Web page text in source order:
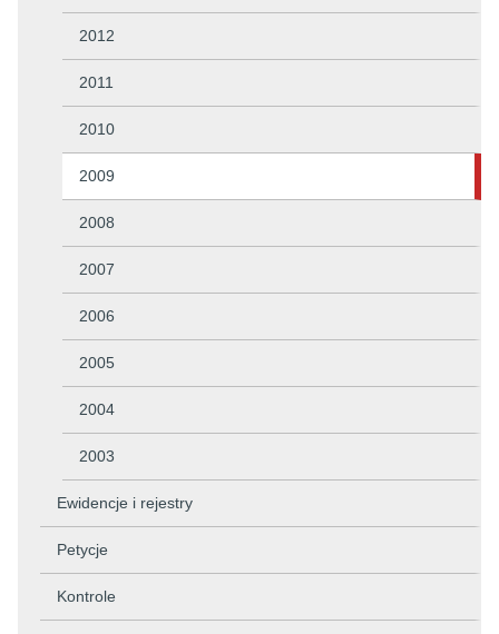
2012
2011
2010
2009
2008
2007
2006
2005
2004
2003
Ewidencje i rejestry
Petycje
Kontrole